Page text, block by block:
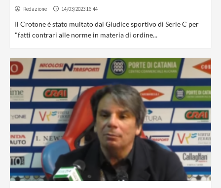
Redazione 14/03/2023 16:44
Il Crotone è stato multato dal Giudice sportivo di Serie C per
"fatti contrari alle norme in materia di ordine...